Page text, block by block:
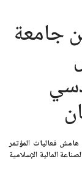
جامعة
فعاليات المؤتمر
المالية الإسلامية